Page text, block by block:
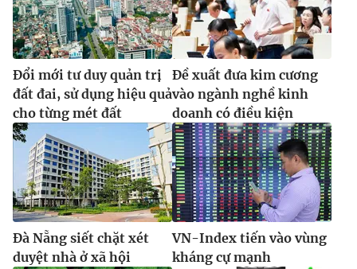
Đổi mới tư duy quản trị
đất đai, sử dụng hiệu quả
cho từng mét đất
Đề xuất đưa kim cương
vào ngành nghề kinh
doanh có điều kiện
Đà Nẵng siết chặt xét
duyệt nhà ở xã hội
VN-Index tiến vào vùng
kháng cự mạnh